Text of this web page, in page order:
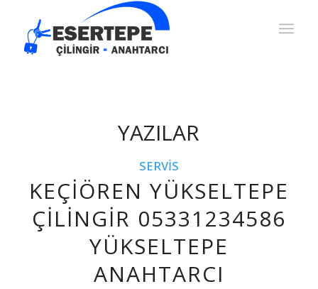
YAZILAR
SERVIS
KEÇIÖREN YÜKSELTEPE
ÇILINGIR 05331234586
YÜKSELTEPE
ANAHTARCI